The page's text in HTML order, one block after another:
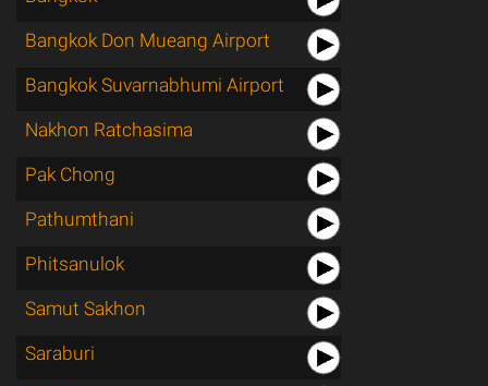
Bangkok Don Mueang Airport
Bangkok Suvarnabhumi Airport
Nakhon Ratchasima
Pak Chong
Pathumthani
Phitsanulok
Samut Sakhon
Saraburi